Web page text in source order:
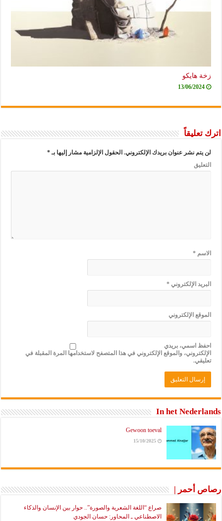
هايكو
13/06/2024
تعليقاً
يتم نشر عنوان بريدك الإلكتروني. الحقول الإلزامية مشار إليها بـ*
*
الإلكتروني *
الإلكتروني
اسمي، بريدي
والموقع الإلكتروني في هذا المتصفح لاستخدامها المرة المقبلة في
In het
Gewoon toeval
15/10/2025
أحمر |
صراع “اللغة الشعرية والصورة”.. حوار بين الإنسان والذكاء
الاصطناعي ـ المحاور: حسان الجودي